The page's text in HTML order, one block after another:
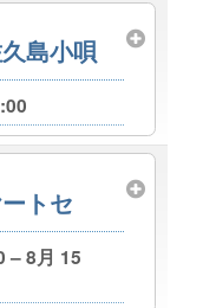
島小唄
トセ
– 8月 15